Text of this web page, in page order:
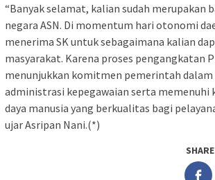
“Banyak selamat, kalian sudah merupakan
negara ASN. Di momentum hari otonomi
menerima SK untuk sebagaimana kalian
masyarakat. Karena proses pengangkatan
menunjukkan komitmen pemerintah
administrasi kepegawaian serta memenuhi
daya manusia yang berkualitas bagi
ujar Asripan Nani.(*)
SHARE